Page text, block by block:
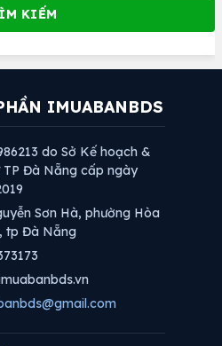
IMUABANBDS
do Sở Kế hoạch &
TP Đà Nẵng cấp ngày
Sơn Hà, phường Hòa
tp Đà Nẵng